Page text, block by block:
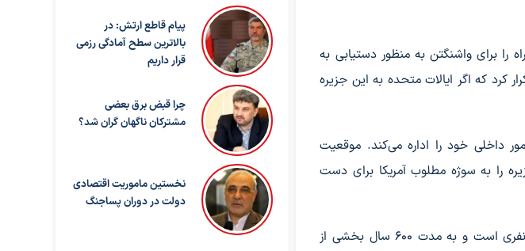
را برای واشنگتن به منظور دستیابی به
کرد که اگر ایالات متحده به این جزیره
داخلی خود را اداره می‌کند. موقعیت
را به سوژه مطلوب آمریکا برای دست
این قلمروی نیمه‌خودمختار دانمارک (یکی از اعضای بنیان‌گذار ناتو) دارای جمعیتی ۵۷ هزار نفری است و به مدت ۶۰۰ سال بخشی از
پیام قاطع ارتش: در
بالاترین سطح آمادگی رزمی
قرار داریم
چرا قبض برق بعضی
مشترکان ناگهان گران شد؟
نخستین ماموریت اقتصادی
دولت در دوران پساجنگ